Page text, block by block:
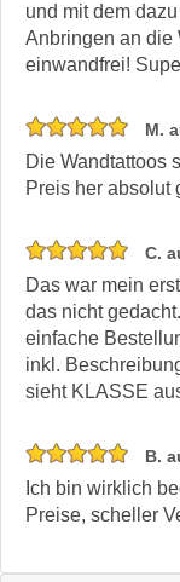
und mit dem
Anbringen an die
einwandfrei!
M.
Die Wandtattoos
Preis her absolut
C.
Das war mein
das nicht
einfache
inkl.
sieht KLASSE
B.
Ich bin wirklich
Preise, scheller